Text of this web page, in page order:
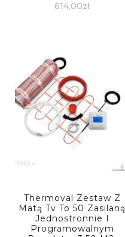
614,00zł
Thermoval Zestaw Z
Matą Tv To 50 Zasilaną
Jednostronnie I
Programowalnym